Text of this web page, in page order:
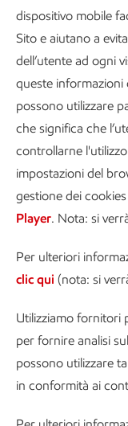
dispositivo mobile
Sito e aiutano a
dell’utente ad ogni
queste informazioni
possono utilizzare
che significa che
controllarne
impostazioni del
gestione dei
Player. Nota: si
Per ulteriori
clic qui (nota: si
Utilizziamo fornitori
per fornire analisi
possono utilizzare
in conformità ai